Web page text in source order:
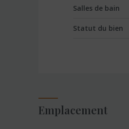
Salles de bain
Statut du bien
Emplacement